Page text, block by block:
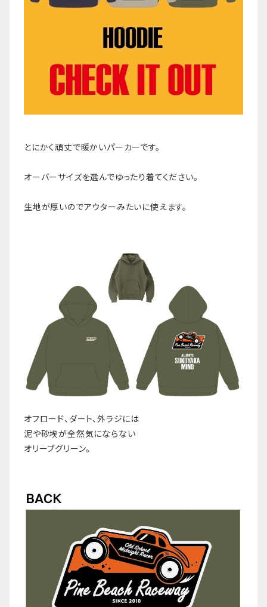
とにかく頑丈で暖かいパーカーです。
オーバーサイズを選んでゆったり着てください。
生地が厚いのでアウターみたいに使えます。
オフロード、ダート、外ラジには
泥や砂埃が全然気にならない
オリーブグリーン。